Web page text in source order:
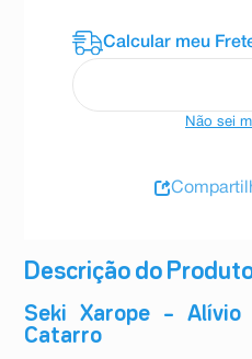
Descrição do
Seki Xarope –
Catarro
Não sei